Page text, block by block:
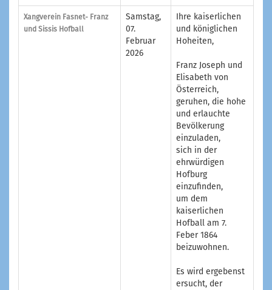
Xangverein Fasnet- Franz
und Sissis Hofball
Samstag,
07.
Februar
2026
Ihre kaiserlichen
und königlichen
Hoheiten,
Franz Joseph und
Elisabeth von
Österreich,
geruhen, die hohe
und erlauchte
Bevölkerung
einzuladen,
sich in der
ehrwürdigen
Hofburg
einzufinden,
um dem
kaiserlichen
Hofball am 7.
Feber 1864
beizuwohnen.
Es wird ergebenst
ersucht, der